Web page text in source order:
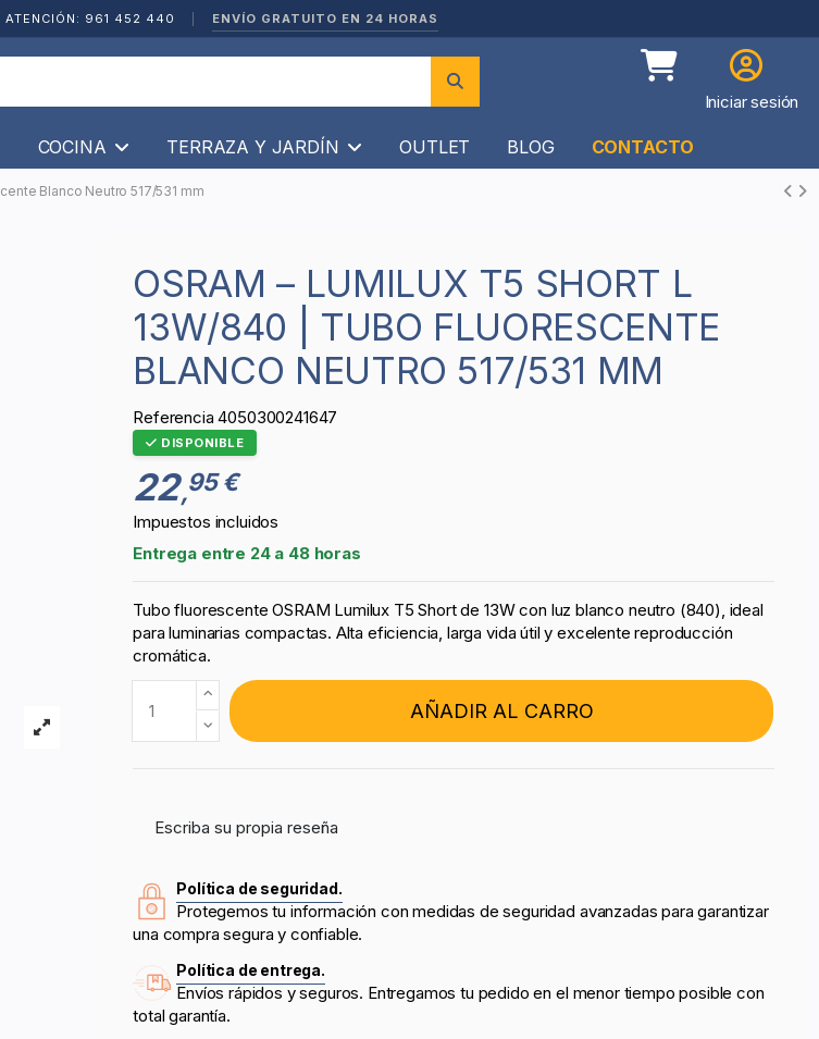
ATENCIÓN: 961 452 440 ENVÍO GRATUITO EN 24 HORAS
Iniciar sesión
COCINA TERRAZA Y JARDÍN OUTLET BLOG CONTACTO
Blanco Neutro 517/531 mm
OSRAM – LUMILUX T5 SHORT L
13W/840 | TUBO FLUORESCENTE
BLANCO NEUTRO 517/531 MM
Referencia 4050300241647
DISPONIBLE
22,95 €
Impuestos incluidos
Entrega entre 24 a 48 horas
Tubo fluorescente OSRAM Lumilux T5 Short de 13W con luz blanco neutro (840), ideal
para luminarias compactas. Alta eficiencia, larga vida útil y excelente reproducción
cromática.
AÑADIR AL CARRO
Escriba su propia reseña
Política de seguridad.
Protegemos tu información con medidas de seguridad avanzadas para garantizar
una compra segura y confiable.
Política de entrega.
Envíos rápidos y seguros. Entregamos tu pedido en el menor tiempo posible con
total garantía.